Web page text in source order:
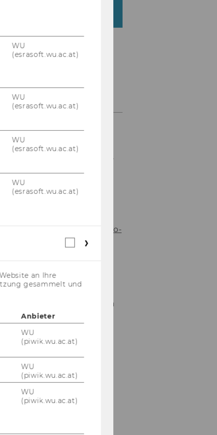
ÖFFNUNGSZEITEN
LINKS ZU WEI­TE­REN
OR­GA­NI­SA­TIO­NES­EIN­
Zum So­cial En­tre­pre­
Zum In­sti­tut für Non­pro­
fit Ma­nage­ment
Unsere Social Media
Kanäle
Facebook
WU
(esrasoft.wu.ac.at)
WU
(esrasoft.wu.ac.at)
WU
(esrasoft.wu.ac.at)
WU
(esrasoft.wu.ac.at)
Webstatistik
an Ihre
gesammelt und
Anbieter
WU
(piwik.wu.ac.at)
WU
(piwik.wu.ac.at)
WU
(piwik.wu.ac.at)